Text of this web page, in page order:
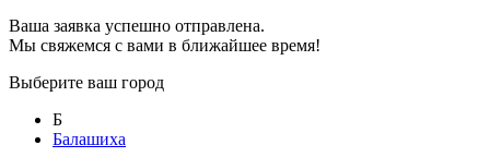
Ваша заявка успешно отправлена.
Мы свяжемся с вами в ближайшее время!
Выберите ваш город
Б
Балашиха